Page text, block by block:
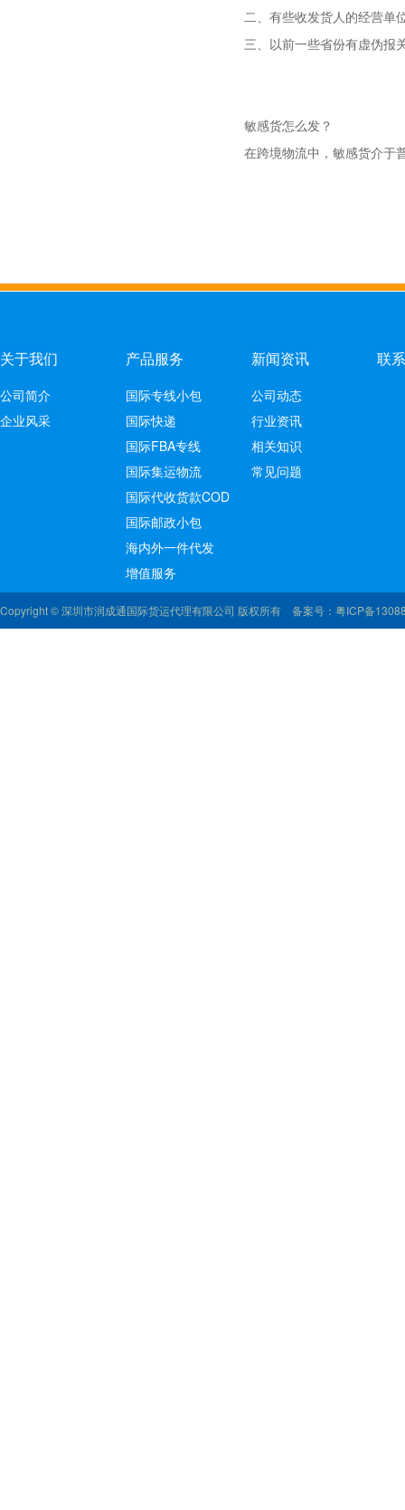
二、有些收发货人的经营单
三、以前一些省份有虚伪报
敏感货怎么发？
在跨境物流中，敏感货介于
关于我们
公司简介
企业风采
产品服务
国际专线小包
国际快递
国际FBA专线
国际集运物流
国际代收货款COD
国际邮政小包
海内外一件代发
增值服务
新闻资讯
公司动态
行业资讯
相关知识
常见问题
联
Copyright © 深圳市润成通国际货运代理有限公司 版权所有 备案号： 粤ICP备